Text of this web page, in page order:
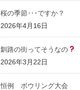
桜の季節‥･ですか？
2026年4月16日
釧路の街ってそうなの
2026年3月22日
恒例 ボウリング大会